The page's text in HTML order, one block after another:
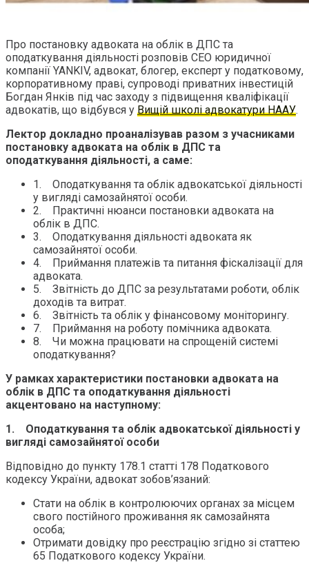
Про постановку адвоката на облік в ДПС та
оподаткування діяльності розповів СЕО юридичної
компанії YANKIV, адвокат, блогер, експерт у податковому,
корпоративному праві, супроводі приватних інвестицій
Богдан Янків під час заходу з підвищення кваліфікації
адвокатів, що відбувся у Вищій школі адвокатури НААУ.
Лектор докладно проаналізував разом з учасниками
постановку адвоката на облік в ДПС та
оподаткування діяльності, а саме:
1. Оподаткування та облік адвокатської діяльності
у вигляді самозайнятої особи.
2. Практичні нюанси постановки адвоката на
облік в ДПС.
3. Оподаткування діяльності адвоката як
самозайнятої особи.
4. Приймання платежів та питання фіскалізації для
адвоката.
5. Звітність до ДПС за результатами роботи, облік
доходів та витрат.
6. Звітність та облік у фінансовому моніторингу.
7. Приймання на роботу помічника адвоката.
8. Чи можна працювати на спрощеній системі
оподаткування?
У рамках характеристики постановки адвоката на
облік в ДПС та оподаткування діяльності
акцентовано на наступному:
1. Оподаткування та облік адвокатської діяльності у
вигляді самозайнятої особи
Відповідно до пункту 178.1 статті 178 Податкового
кодексу України, адвокат зобов’язаний:
Стати на облік в контролюючих органах за місцем
свого постійного проживання як самозайнята
особа;
Отримати довідку про реєстрацію згідно зі статтею
65 Податкового кодексу України.